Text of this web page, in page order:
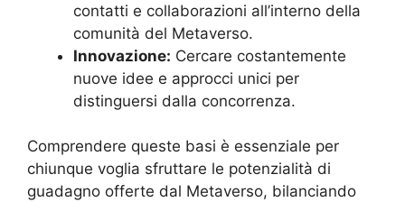
contatti e collaborazioni all’interno della
comunità del Metaverso.
Innovazione: Cercare costantemente
nuove idee e approcci unici per
distinguersi dalla concorrenza.
Comprendere queste basi è essenziale per
chiunque voglia sfruttare le potenzialità di
guadagno offerte dal Metaverso, bilanciando